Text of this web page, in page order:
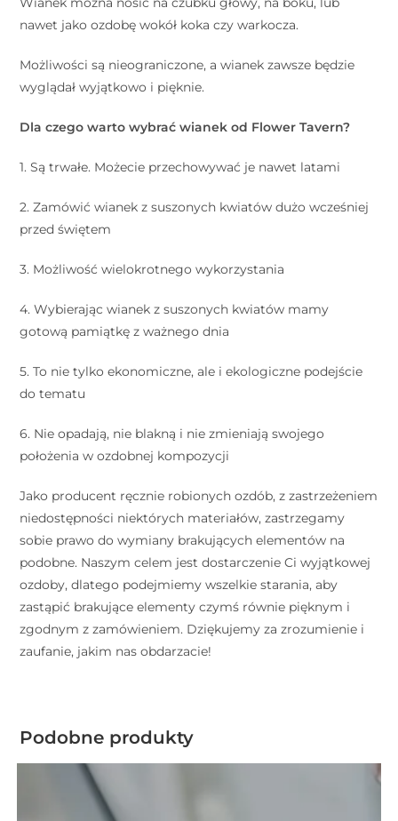
nawet jako ozdobę wokół koka czy warkocza.
Możliwości są nieograniczone, a wianek zawsze będzie
wyglądał wyjątkowo i pięknie.
Dla czego warto wybrać wianek od Flower Tavern?
1. Są trwałe. Możecie przechowywać je nawet latami
2. Zamówić wianek z suszonych kwiatów dużo wcześniej
przed świętem
3. Możliwość wielokrotnego wykorzystania
4. Wybierając wianek z suszonych kwiatów mamy
gotową pamiątkę z ważnego dnia
5. To nie tylko ekonomiczne, ale i ekologiczne podejście
do tematu
6. Nie opadają, nie blakną i nie zmieniają swojego
położenia w ozdobnej kompozycji ⠀ ⠀
Jako producent ręcznie robionych ozdób, z zastrzeżeniem
niedostępności niektórych materiałów, zastrzegamy
sobie prawo do wymiany brakujących elementów na
podobne. Naszym celem jest dostarczenie Ci wyjątkowej
ozdoby, dlatego podejmiemy wszelkie starania, aby
zastąpić brakujące elementy czymś równie pięknym i
zgodnym z zamówieniem. Dziękujemy za zrozumienie i
zaufanie, jakim nas obdarzacie!
Podobne produkty